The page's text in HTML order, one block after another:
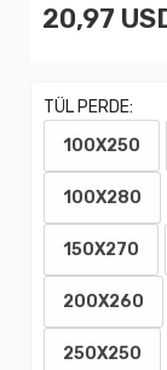
20,97
TÜL PERDE:
100X250
100X280
150X270
200X260
250X250